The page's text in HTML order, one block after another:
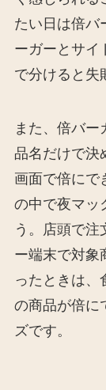
たい日は倍バ
ーガーとサイ
で分けると失
また、倍バ
品名だけで決
画面で倍にで
の中で夜マッ
う。店頭で注
ー端末で対象
ったときは、
の商品が倍に
ズです。